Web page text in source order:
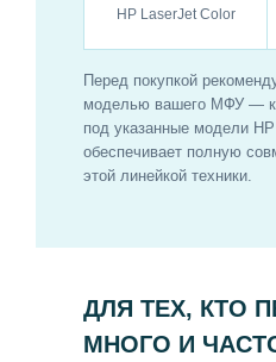
HP LaserJet Color
Перед покупкой
моделью вашего МФУ —
под указанные модели
обеспечивает полную
этой линейкой техники.
ДЛЯ ТЕХ, КТО
МНОГО И